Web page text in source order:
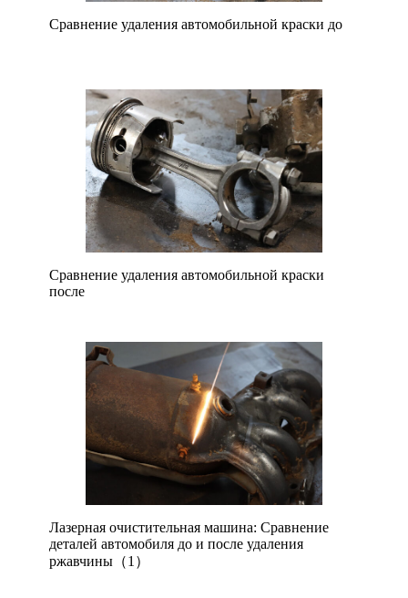
Сравнение удаления автомобильной краски до
Сравнение удаления автомобильной краски
после
Лазерная очистительная машина: Сравнение
деталей автомобиля до и после удаления
ржавчины（1）